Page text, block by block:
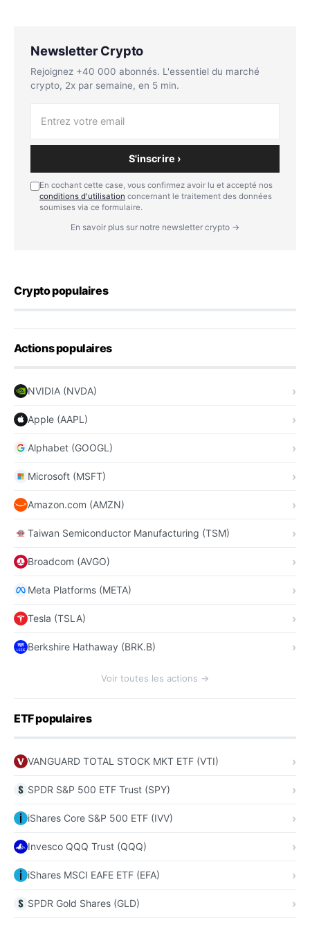
Newsletter Crypto
Rejoignez +40 000 abonnés. L'essentiel du marché
crypto, 2x par semaine, en 5 min.
S'inscrire ›
En cochant cette case, vous confirmez avoir lu et accepté nos
conditions d'utilisation concernant le traitement des données
soumises via ce formulaire.
En savoir plus sur notre newsletter crypto →
Crypto populaires
Actions populaires
NVIDIA (NVDA)
Apple (AAPL)
Alphabet (GOOGL)
Microsoft (MSFT)
Amazon.com (AMZN)
Taiwan Semiconductor Manufacturing (TSM)
Broadcom (AVGO)
Meta Platforms (META)
Tesla (TSLA)
Berkshire Hathaway (BRK.B)
Voir toutes les actions →
ETF populaires
VANGUARD TOTAL STOCK MKT ETF (VTI)
SPDR S&P 500 ETF Trust (SPY)
iShares Core S&P 500 ETF (IVV)
Invesco QQQ Trust (QQQ)
iShares MSCI EAFE ETF (EFA)
SPDR Gold Shares (GLD)